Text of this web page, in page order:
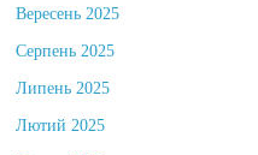
Вересень 2025
Серпень 2025
Липень 2025
Лютий 2025